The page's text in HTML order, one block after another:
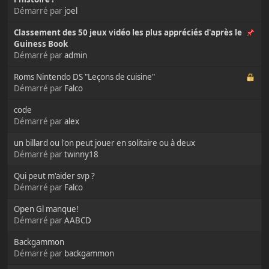
Démarré par joel
Classement des 50 jeux vidéo les plus appréciés d'après le
Guiness Book
Démarré paradmin
Roms Nintendo DS "Leçons de cuisine"
Démarré par Falco
code
Démarré paralex
un billard ou l'on peut jouer en solitaire ou à deux
Démarré partwinny18
Qui peut m'aider svp ?
Démarré par Falco
Open Gl manque!
Démarré parAABCD
Backgammon
Démarré par backgammon